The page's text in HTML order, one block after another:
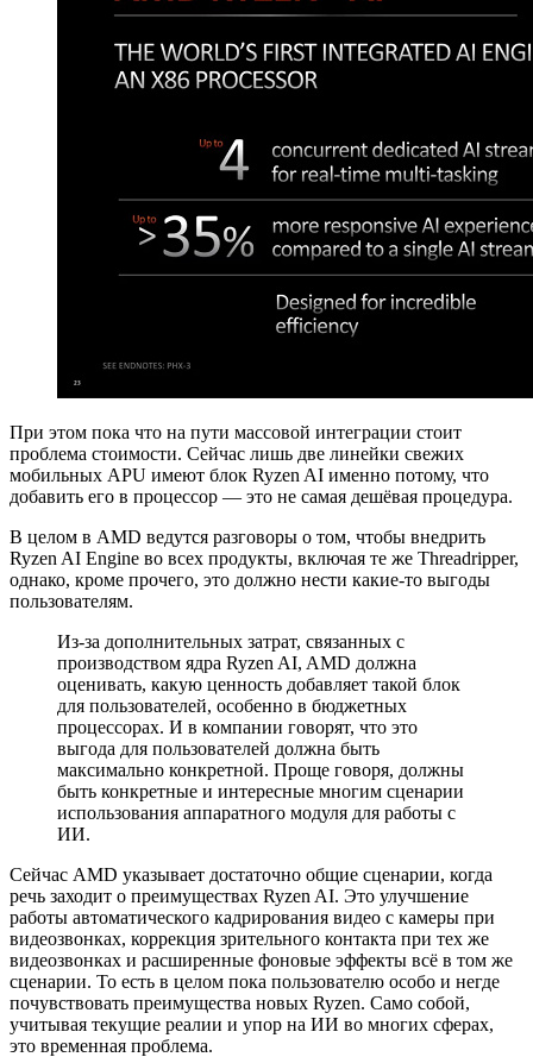
При этом пока что на пути массовой интеграции стоит
проблема стоимости. Сейчас лишь две линейки свежих
мобильных APU имеют блок Ryzen AI именно потому, что
добавить его в процессор — это не самая дешёвая процедура.
В целом в AMD ведутся разговоры о том, чтобы внедрить
Ryzen AI Engine во всех продукты, включая те же Threadripper,
однако, кроме прочего, это должно нести какие-то выгоды
пользователям.
Из-за дополнительных затрат, связанных с
производством ядра Ryzen AI, AMD должна
оценивать, какую ценность добавляет такой блок
для пользователей, особенно в бюджетных
процессорах. И в компании говорят, что это
выгода для пользователей должна быть
максимально конкретной. Проще говоря, должны
быть конкретные и интересные многим сценарии
использования аппаратного модуля для работы с
ИИ.
Сейчас AMD указывает достаточно общие сценарии, когда
речь заходит о преимуществах Ryzen AI. Это улучшение
работы автоматического кадрирования видео с камеры при
видеозвонках, коррекция зрительного контакта при тех же
видеозвонках и расширенные фоновые эффекты всё в том же
сценарии. То есть в целом пока пользователю особо и негде
почувствовать преимущества новых Ryzen. Само собой,
учитывая текущие реалии и упор на ИИ во многих сферах,
это временная проблема.